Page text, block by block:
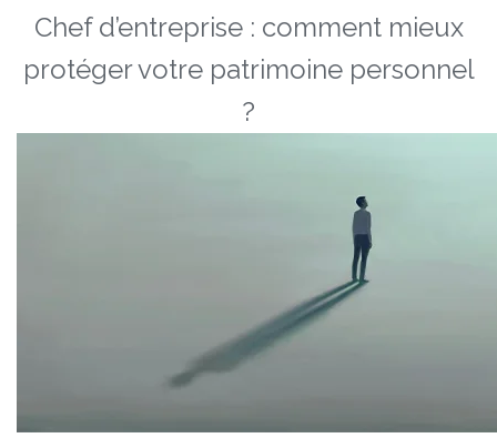
Chef d’entreprise : comment mieux
protéger votre patrimoine personnel
?